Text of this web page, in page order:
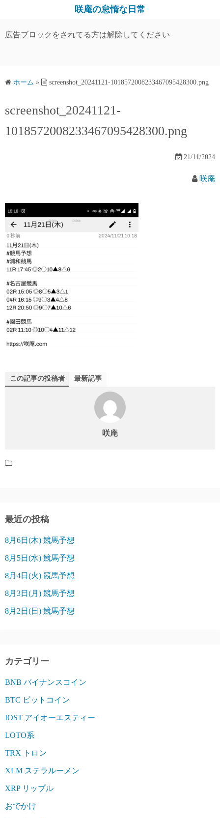
テ
ス
ッ
咲庵の怠惰な日常
広告ブロックをされてる方は解除してください
ホーム » screenshot_20241121-1018572008233467095428300.png
screenshot_20241121-
1018572008233467095428300.png
21/11/2024
咲庵
この記事の投稿者 最新記事
咲庵
最近の投稿
8月6日(木) 競馬予想
8月5日(水) 競馬予想
8月4日(火) 競馬予想
8月3日(月) 競馬予想
8月2日(日) 競馬予想
カテゴリー
BNB バイナンスコイン
BTC ビットコイン
IOST アイオーエスティー
LOTO系
TRX トロン
XLM ステラルーメン
XRP リップル
おでかけ